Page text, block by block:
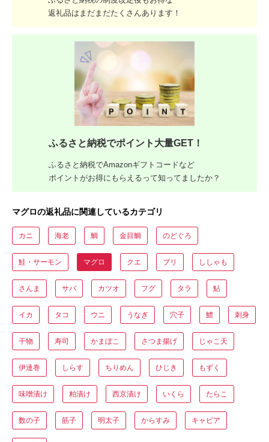
返礼品はまだまだたくさんあります！
ふるさと納税でポイント大量GET！
ふるさと納税でAmazonギフトコードなど
ポイントがお得にもらえるって知ってましたか？
マグロの返礼品に関連しているカテゴリ
カニ 海老 鯛 金目鯛 のどぐろ
鮭・サーモン マグロ クエ ブリ ししゃも
さんま サバ カツオ フグ タラ 鮎
イカ タコ ウニ うなぎ 穴子 鱧 刺身
干物 寿司 かまぼこ さつま揚げ じゃこ天
伊達巻 しらす ちりめん ひじき もずく
味噌漬け 粕漬け 西京漬け いくら たらこ
数の子 筋子 明太子 からすみ キャビア